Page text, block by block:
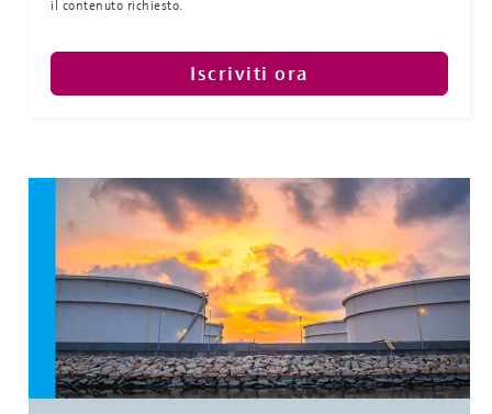
il contenuto richiesto.